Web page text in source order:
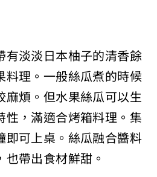
淡淡日本柚子的清香餘
理。一般絲瓜煮的時候
煩。但水果絲瓜可以生
，滿適合烤箱料理。集
可上桌。絲瓜融合醬料
帶出食材鮮甜。